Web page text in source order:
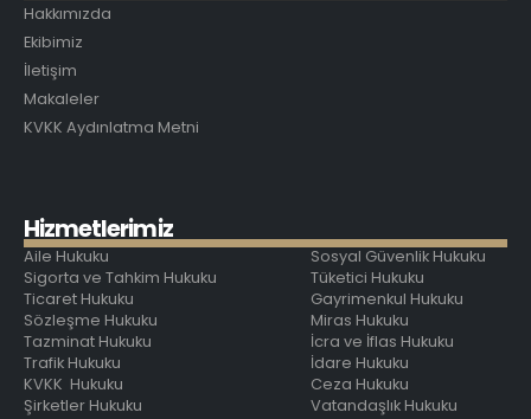
Hakkımızda
Ekibimiz
İletişim
Makaleler
KVKK Aydınlatma Metni
Hizmetlerimiz
Aile Hukuku
Sigorta ve Tahkim Hukuku
Ticaret Hukuku
Sözleşme Hukuku
Tazminat Hukuku
Trafik Hukuku
KVKK Hukuku
Şirketler Hukuku
Sosyal Güvenlik Hukuku
Tüketici Hukuku
Gayrimenkul Hukuku
Miras Hukuku
İcra ve İflas Hukuku
İdare Hukuku
Ceza Hukuku
Vatandaşlık Hukuku